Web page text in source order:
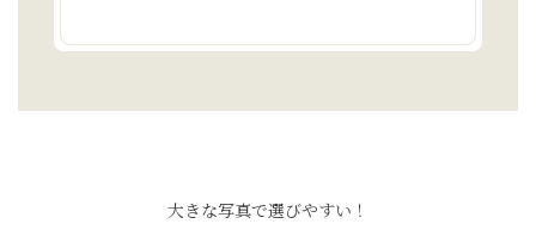
大きな写真で選びやすい！